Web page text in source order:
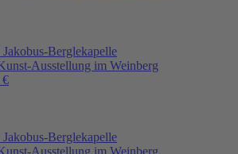
Jakobus-Berglekapelle
Ausstellung im Weinberg
€
Jakobus-Berglekapelle
Ausstellung im Weinberg